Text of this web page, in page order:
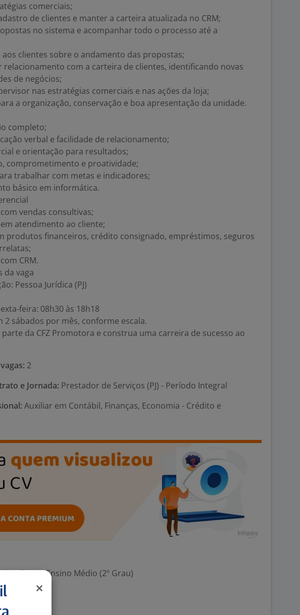
comerciais;
de clientes e manter a carteira atualizada no CRM;
no sistema e acompanhar todo o processo até a
clientes sobre o andamento das propostas;
relacionamento com a carteira de clientes, identificando novas
de negócios;
nas estratégias comerciais e nas ações da loja;
a organização, conservação e boa apresentação da unidade.
completo;
verbal e facilidade de relacionamento;
e orientação para resultados;
comprometimento e proatividade;
trabalhar com metas e indicadores;
básico em informática.
vendas consultivas;
atendimento ao cliente;
produtos financeiros, crédito consignado, empréstimos, seguros
CRM.
da vaga
Pessoa Jurídica (PJ)
feira: 08h30 às 18h18
2 sábados por mês, conforme escala.
da CFZ Promotora e construa uma carreira de sucesso ao
2
e Jornada: Prestador de Serviços (PJ) - Período Integral
Auxiliar em Contábil, Finanças, Economia - Crédito e
Mínima: Ensino Médio (2º Grau)